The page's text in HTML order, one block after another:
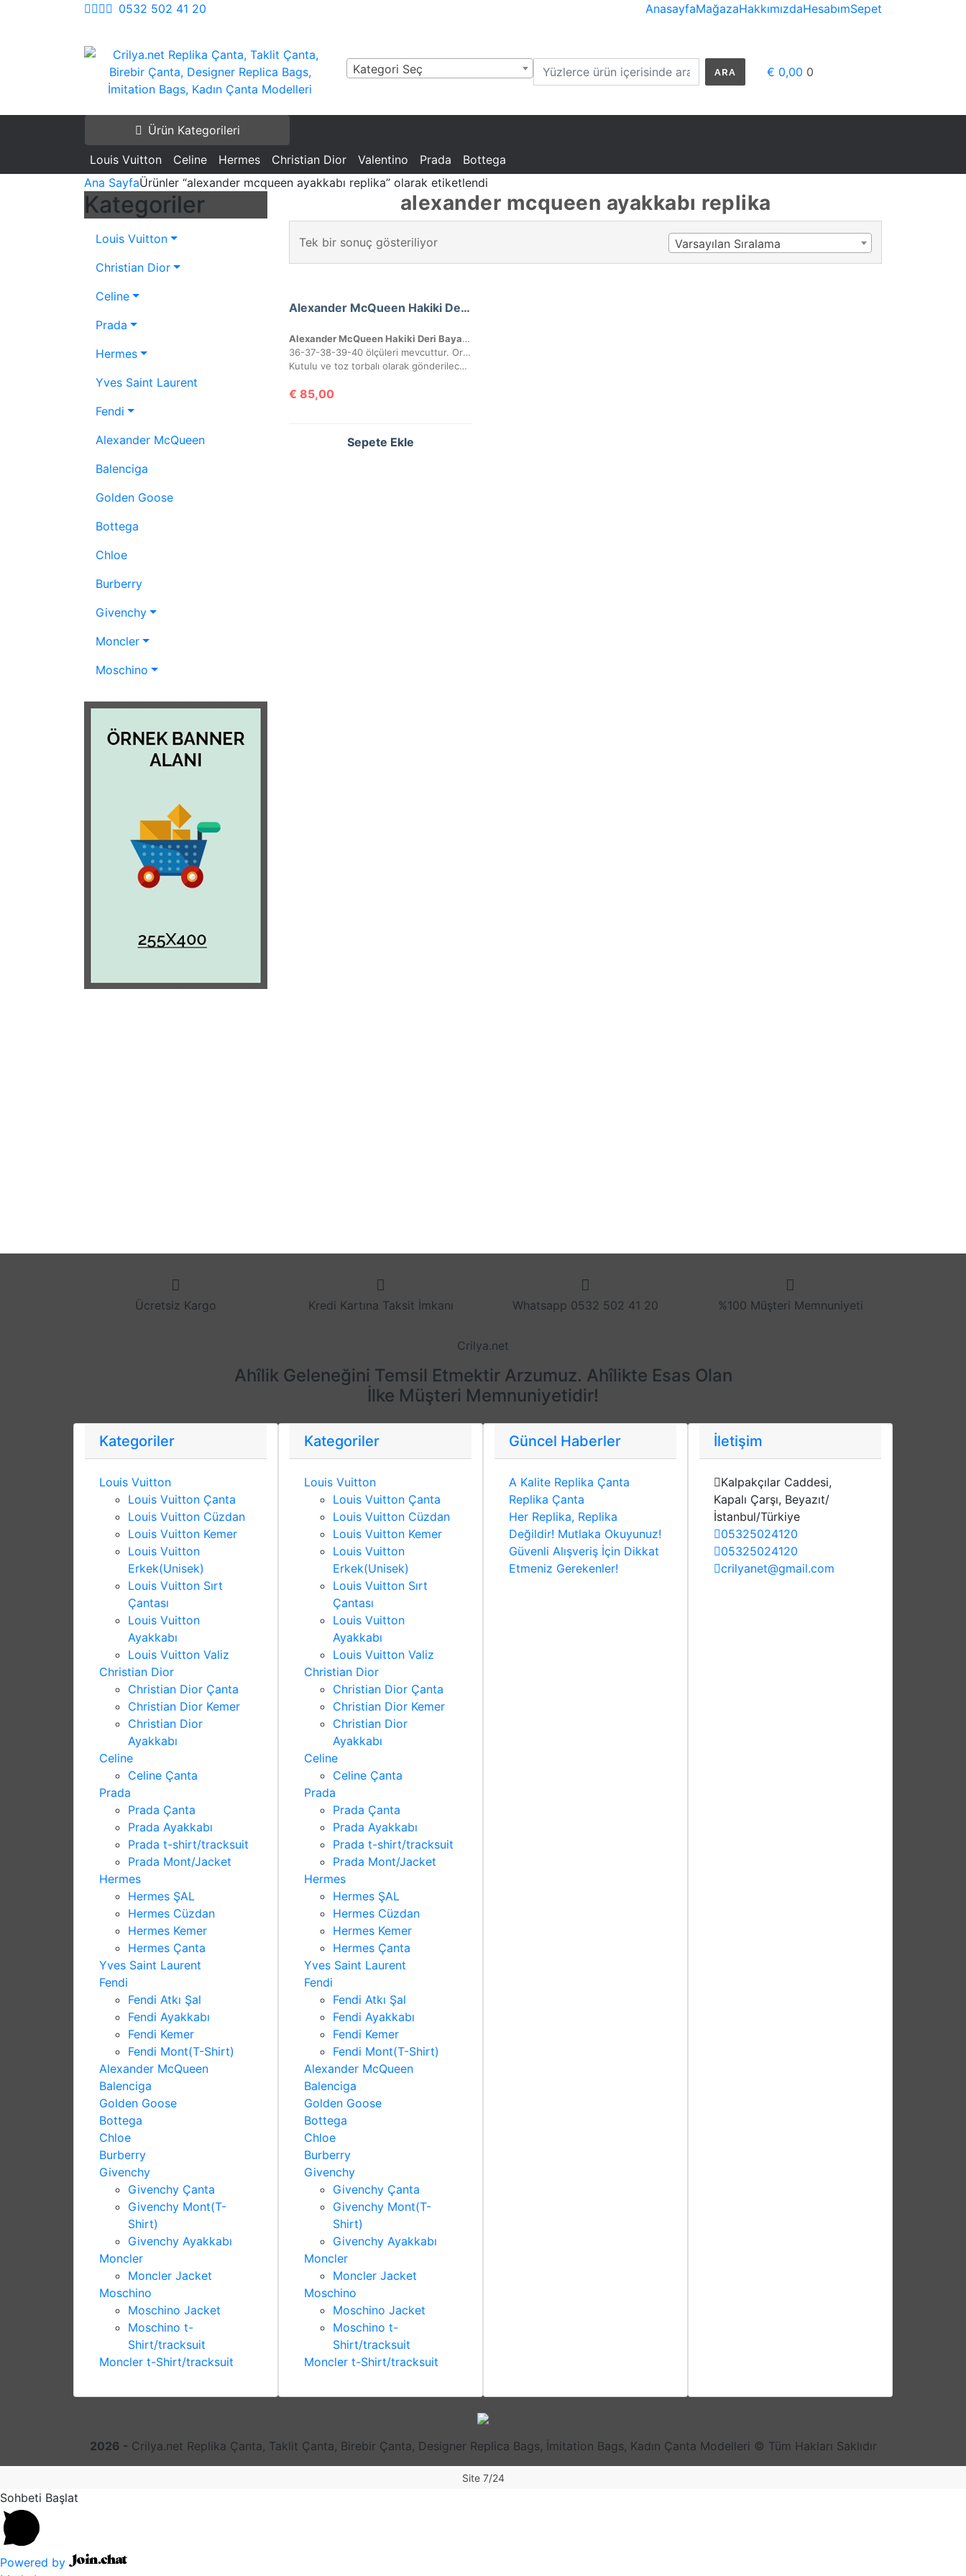
0532 502 41 20 AnasayfaMağazaHakkımızdaHesabımSepet
Çanta, Designer Replica Bags, İmitation Bags,
Kadın Çanta Modelleri
Replica Bags, İmitation Bags
Kategori Seç ARA € 0,00 0
Ürün Kategorileri
Louis Vuitton Celine Hermes Christian Dior Valentino Prada
Bottega
Ana SayfaÜrünler “alexander mcqueen ayakkabı replika” olarak etiketlendi
Kategoriler
Louis Vuitton
Christian Dior
Celine
Prada
Hermes
Yves Saint Laurent
Fendi
Alexander McQueen
Balenciga
Golden Goose
Bottega
Chloe
Burberry
Givenchy
Moncler
Moschino
alexander mcqueen ayakkabı replika
Tek bir sonuç gösteriliyor Varsayılan Sıralama
Alexander McQueen Hakiki Deri Bayan Sneaker
Alexander McQueen Hakiki Deri Bayan Sneaker
36-37-38-39-40 ölçüleri mevcuttur. Orijinalinde olduğu gibi tabanın sadece üst yarısı dikişlidir.
Kutulu ve toz torbalı olarak gönderilecektir.
€ 85,00
Sepete Ekle
Ücretsiz Kargo Kredi Kartına Taksit İmkanı Whatsapp 0532 502 41 20 %100 Müşteri Memnuniyeti
Crilya.net
Ahîlik Geleneğini Temsil Etmektir Arzumuz. Ahîlikte Esas Olan
İlke Müşteri Memnuniyetidir!
Kategoriler
Louis Vuitton
Louis Vuitton Çanta
Louis Vuitton Cüzdan
Louis Vuitton Kemer
Louis Vuitton
Erkek(Unisek)
Louis Vuitton Sırt
Çantası
Louis Vuitton
Ayakkabı
Louis Vuitton Valiz
Christian Dior
Christian Dior Çanta
Christian Dior Kemer
Christian Dior
Ayakkabı
Celine
Celine Çanta
Prada
Prada Çanta
Prada Ayakkabı
Prada t-shirt/tracksuit
Prada Mont/Jacket
Hermes
Hermes ŞAL
Hermes Cüzdan
Hermes Kemer
Hermes Çanta
Yves Saint Laurent
Fendi
Fendi Atkı Şal
Fendi Ayakkabı
Fendi Kemer
Fendi Mont(T-Shirt)
Alexander McQueen
Balenciga
Golden Goose
Bottega
Chloe
Burberry
Givenchy
Givenchy Çanta
Givenchy Mont(T-
Shirt)
Givenchy Ayakkabı
Moncler
Moncler Jacket
Moschino
Moschino Jacket
Moschino t-
Shirt/tracksuit
Moncler t-Shirt/tracksuit
Kategoriler
Louis Vuitton
Louis Vuitton Çanta
Louis Vuitton Cüzdan
Louis Vuitton Kemer
Louis Vuitton
Erkek(Unisek)
Louis Vuitton Sırt
Çantası
Louis Vuitton
Ayakkabı
Louis Vuitton Valiz
Christian Dior
Christian Dior Çanta
Christian Dior Kemer
Christian Dior
Ayakkabı
Celine
Celine Çanta
Prada
Prada Çanta
Prada Ayakkabı
Prada t-shirt/tracksuit
Prada Mont/Jacket
Hermes
Hermes ŞAL
Hermes Cüzdan
Hermes Kemer
Hermes Çanta
Yves Saint Laurent
Fendi
Fendi Atkı Şal
Fendi Ayakkabı
Fendi Kemer
Fendi Mont(T-Shirt)
Alexander McQueen
Balenciga
Golden Goose
Bottega
Chloe
Burberry
Givenchy
Givenchy Çanta
Givenchy Mont(T-
Shirt)
Givenchy Ayakkabı
Moncler
Moncler Jacket
Moschino
Moschino Jacket
Moschino t-
Shirt/tracksuit
Moncler t-Shirt/tracksuit
Güncel Haberler
A Kalite Replika Çanta
Replika Çanta
Her Replika, Replika
Değildir! Mutlaka Okuyunuz!
Güvenli Alışveriş İçin Dikkat
Etmeniz Gerekenler!
İletişim
Kalpakçılar Caddesi,
Kapalı Çarşı, Beyazıt/
İstanbul/Türkiye
05325024120
05325024120
crilyanet@gmail.com
2026 - Crilya.net Replika Çanta, Taklit Çanta, Birebir Çanta, Designer Replica Bags, İmitation Bags, Kadın Çanta Modelleri © Tüm Hakları Saklıdır
Site 7/24
Sohbeti Başlat
Powered by